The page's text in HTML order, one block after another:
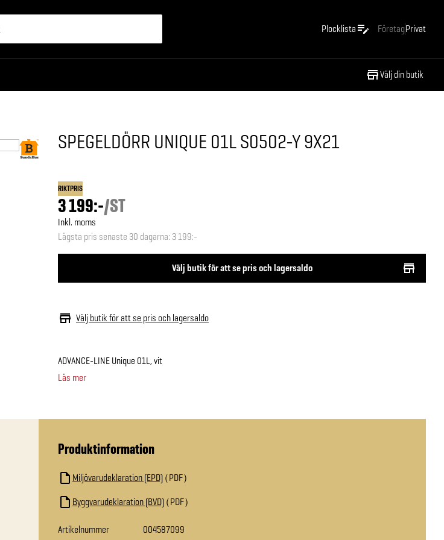
Plocklista FöretagPrivat
Välj din butik
SPEGELDÖRR UNIQUE 01L S0502-Y 9X21
RIKTPRIS
3 199:-/ST
Inkl. moms
Lägsta pris senaste 30 dagarna: 3 199:-
Välj butik för att se pris och lagersaldo
Välj butik för att se pris och lagersaldo
ADVANCE-LINE Unique 01L, vit
Läs mer
Produktinformation
Miljövarudeklaration (EPD) PDF
Byggvarudeklaration (BVD) PDF
Artikelnummer
004587099